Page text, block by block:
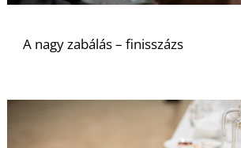
A nagy zabálás – finisszázs